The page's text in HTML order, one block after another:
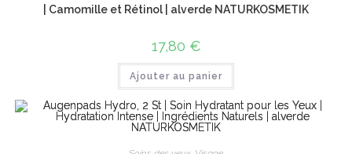
| Camomille et Rétinol | alverde NATURKOSMETIK
17,80 €
Ajouter au panier